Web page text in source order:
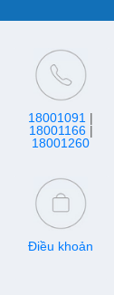
18001091 |
18001166|
18001260
Điều khoản